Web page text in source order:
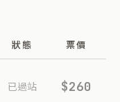
狀態 票價
已過站 $260